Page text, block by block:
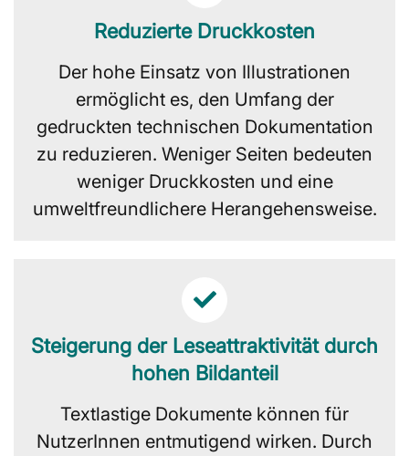
Reduzierte Druckkosten
Der hohe Einsatz von Illustrationen
ermöglicht es, den Umfang der
gedruckten technischen Dokumentation
zu reduzieren. Weniger Seiten bedeuten
weniger Druckkosten und eine
umweltfreundlichere Herangehensweise.​​​​​
Steigerung der Leseattraktivität durch
hohen Bildanteil
Textlastige Dokumente können für
NutzerInnen entmutigend wirken. Durch